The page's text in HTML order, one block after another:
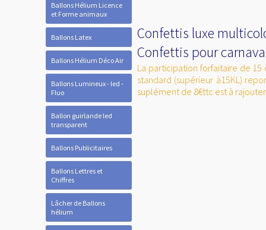
Ballons Hélium Licence
et Forme animaux
Ballons Latex
Ballons Hélium Déco Air
Ballons Lumineux - led -
Fluo
Ballon guirlande led
transparent
Ballons Publicitaires
Ballons Lettres et
Chiffres
Lâcher de Ballons
hélium
Confettis luxe
Confettis pour
La participation forfaitaire de
standard (supérieur à15KL)
suplément de 8€ttc est à